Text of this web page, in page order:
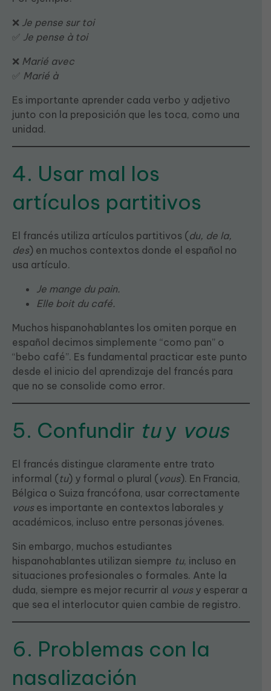
❌ Je pense sur toi
✅ Je pense à toi
❌ Marié avec
✅ Marié à
Es importante aprender cada verbo y adjetivo
junto con la preposición que les toca, como una
unidad.
4. Usar mal los
artículos partitivos
El francés utiliza artículos partitivos (du, de la,
des) en muchos contextos donde el español no
usa artículo.
Je mange du pain.
Elle boit du café.
Muchos hispanohablantes los omiten porque en
español decimos simplemente “como pan” o
“bebo café”. Es fundamental practicar este punto
desde el inicio del aprendizaje del francés para
que no se consolide como error.
5. Confundir tuy vous
El francés distingue claramente entre trato
informal (tu) y formal o plural (vous). En Francia,
Bélgica o Suiza francófona, usar correctamente
vouses importante en contextos laborales y
académicos, incluso entre personas jóvenes.
Sin embargo, muchos estudiantes
hispanohablantes utilizan siempre tu, incluso en
situaciones profesionales o formales. Ante la
duda, siempre es mejor recurrir al vous y esperar a
que sea el interlocutor quien cambie de registro.
6. Problemas con la
nasalización